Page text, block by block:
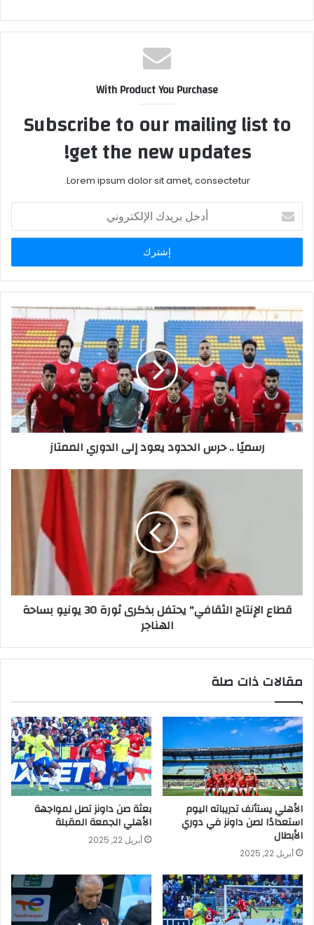
With Product You Purchase
Subscribe to our mailing list to
get the new updates!
Lorem ipsum dolor sit amet, consectetur.
أدخل
بريدك
الإلكتروني
رسميًا .. حرس الحدود يعود إلى الدوري الممتاز
قطاع الإنتاج الثقافي" يحتفل بذكرى ثورة 30 يونيو بساحة
الهناجر
مقالات ذات صلة
الأهلي يستأنف تدريباته اليوم
استعدادًا لصن داونز في دوري
الأبطال
أبريل 22, 2025
بعثة صن داونز تصل لمواجهة
الأهلي الجمعة المقبلة
أبريل 22, 2025